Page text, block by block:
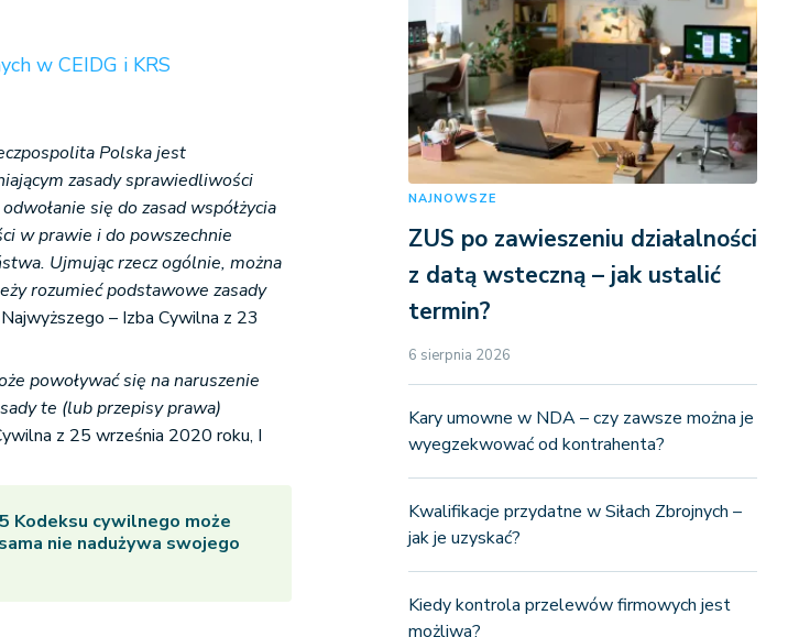
w CEIDG i KRS
Polska jest
zasady sprawiedliwości
się do zasad współżycia
w prawie i do powszechnie
Ujmując rzecz ogólnie, można
rozumieć podstawowe zasady
– Izba Cywilna z 23
powoływać się na naruszenie
te (lub przepisy prawa)
z 25 września 2020 roku, I
Kodeksu cywilnego może
nie nadużywa swojego
NAJNOWSZE
ZUS po zawieszeniu działalności
z datą wsteczną – jak ustalić
termin?
6 sierpnia 2026
Kary umowne w NDA – czy zawsze można je
wyegzekwować od kontrahenta?
Kwalifikacje przydatne w Siłach Zbrojnych –
jak je uzyskać?
Kiedy kontrola przelewów firmowych jest
możliwa?